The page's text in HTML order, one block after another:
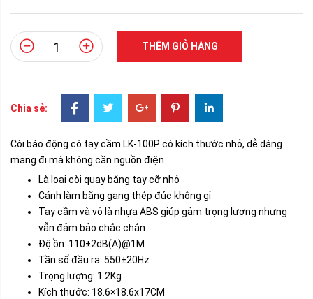
THÊM GIỎ HÀNG
Chia sẻ:
Còi báo động có tay cầm LK-100P có kích thước nhỏ, dễ dàng
mang đi mà không cần nguồn điện
Là loại còi quay bằng tay cỡ nhỏ
Cánh làm bằng gang thép đúc không gỉ
Tay cầm và vỏ là nhựa ABS giúp gảm trọng lượng nhưng
vẫn đảm bảo chắc chắn
Độ ồn: 110±2dB(A)@1M
Tần số đầu ra: 550±20Hz
Trọng lượng: 1.2Kg
Kích thước: 18.6×18.6x17CM